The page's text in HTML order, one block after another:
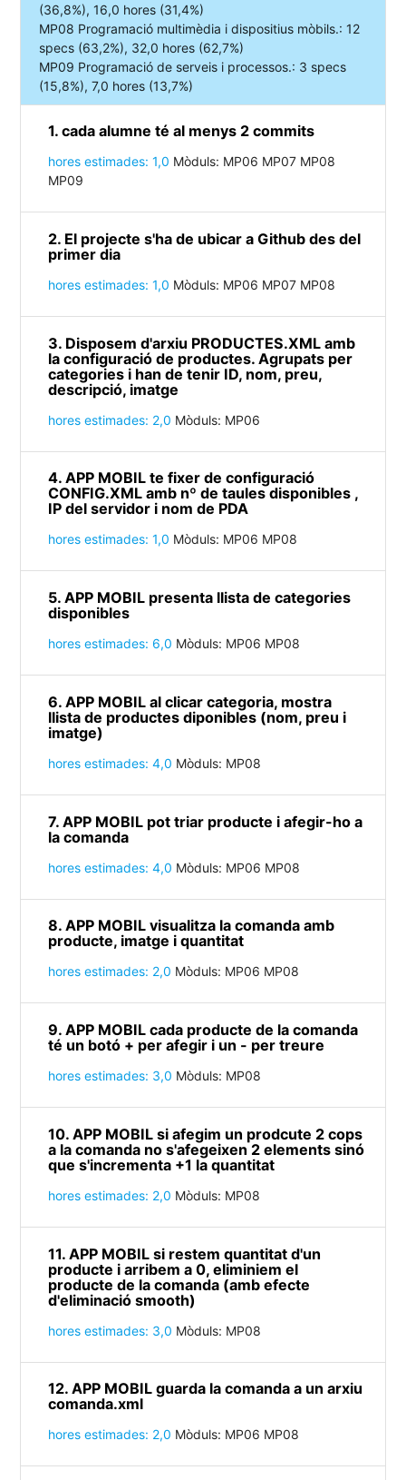
(36,8%), 16,0 hores (31,4%)
MP08 Programació multimèdia i dispositius mòbils.: 12
specs (63,2%), 32,0 hores (62,7%)
MP09 Programació de serveis i processos.: 3 specs
(15,8%), 7,0 hores (13,7%)
1. cada alumne té al menys 2 commits
hores estimades: 1,0 Mòduls: MP06 MP07 MP08
MP09
2. El projecte s'ha de ubicar a Github des del
primer dia
hores estimades: 1,0 Mòduls: MP06 MP07 MP08
3. Disposem d'arxiu PRODUCTES.XML amb
la configuració de productes. Agrupats per
categories i han de tenir ID, nom, preu,
descripció, imatge
hores estimades: 2,0 Mòduls: MP06
4. APP MOBIL te fixer de configuració
CONFIG.XML amb nº de taules disponibles ,
IP del servidor i nom de PDA
hores estimades: 1,0 Mòduls: MP06 MP08
5. APP MOBIL presenta llista de categories
disponibles
hores estimades: 6,0 Mòduls: MP06 MP08
6. APP MOBIL al clicar categoria, mostra
llista de productes diponibles (nom, preu i
imatge)
hores estimades: 4,0 Mòduls: MP08
7. APP MOBIL pot triar producte i afegir-ho a
la comanda
hores estimades: 4,0 Mòduls: MP06 MP08
8. APP MOBIL visualitza la comanda amb
producte, imatge i quantitat
hores estimades: 2,0 Mòduls: MP06 MP08
9. APP MOBIL cada producte de la comanda
té un botó + per afegir i un - per treure
hores estimades: 3,0 Mòduls: MP08
10. APP MOBIL si afegim un prodcute 2 cops
a la comanda no s'afegeixen 2 elements sinó
que s'incrementa +1 la quantitat
hores estimades: 2,0 Mòduls: MP08
11. APP MOBIL si restem quantitat d'un
producte i arribem a 0, eliminiem el
producte de la comanda (amb efecte
d'eliminació smooth)
hores estimades: 3,0 Mòduls: MP08
12. APP MOBIL guarda la comanda a un arxiu
comanda.xml
hores estimades: 2,0 Mòduls: MP06 MP08